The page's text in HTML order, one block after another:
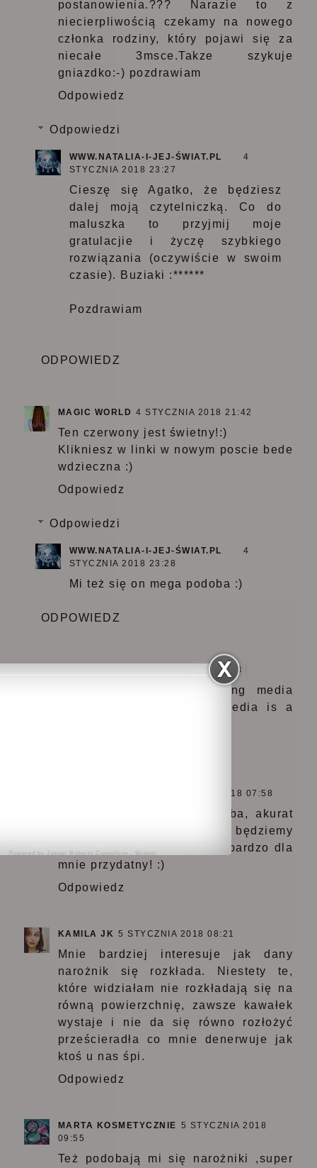
postanowienia.??? Narazie to z
niecierpliwością czekamy na nowego
członka rodziny, który pojawi się za
niecałe 3msce.Takze szykuje
gniazdko:-) pozdrawiam
Odpowiedz
Odpowiedzi
WWW.NATALIA-I-JEJ-ŚWIAT.PL
4
STYCZNIA 2018 23:27
Cieszę się Agatko, że będziesz
dalej moją czytelniczką. Co do
maluszka to przyjmij moje
gratulacjie i życzę szybkiego
rozwiązania (oczywiście w swoim
czasie). Buziaki :******
Pozdrawiam
ODPOWIEDZ
MAGIC WORLD 4 STYCZNIA 2018 21:42
Ten czerwony jest świetny!:)
Klikniesz w linki w nowym poscie bede
wdzieczna :)
Odpowiedz
Odpowiedzi
WWW.NATALIA-I-JEJ-ŚWIAT.PL
4
STYCZNIA 2018 23:28
Mi też się on mega podoba :)
ODPOWIEDZ
5 STYCZNIA 2018 01:28
Hi, its good post regarding media
print, we all understand media is a
5 STYCZNIA 2018 07:58
Ten szaraczek mi się podoba, akurat
do nowego mieszkania będziemy
jakiegoś szukać, więc post bardzo dla
mnie przydatny! :)
Odpowiedz
KAMILA JK 5 STYCZNIA 2018 08:21
Mnie bardziej interesuje jak dany
narożnik się rozkłada. Niestety te,
które widziałam nie rozkładają się na
równą powierzchnię, zawsze kawałek
wystaje i nie da się równo rozłożyć
prześcieradła co mnie denerwuje jak
ktoś u nas śpi.
Odpowiedz
MARTA KOSMETYCZNIE 5 STYCZNIA 2018
09:55
Też podobają mi się narożniki ,super
Powered byJasper Roberts Consulting -Widget